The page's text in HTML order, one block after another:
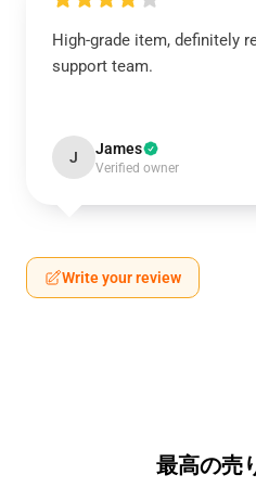
High-grade item, definitely
support team.
J James
Verified owner
Write your review
最高の売